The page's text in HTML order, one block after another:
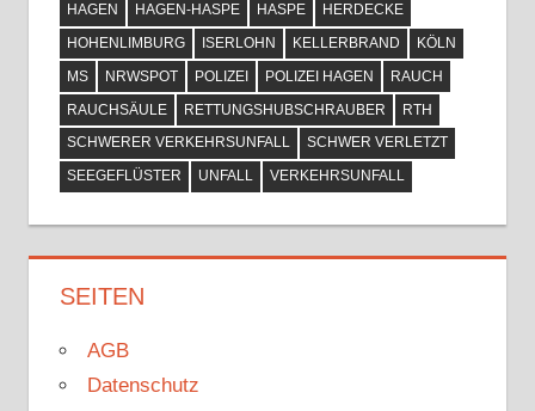
HAGEN
HAGEN-HASPE HASPE
HERDECKE
HOHENLIMBURG
ISERLOHN KELLERBRAND
KÖLN
MS
NRWSPOT POLIZEI POLIZEI HAGEN
RAUCH
RAUCHSÄULE
RETTUNGSHUBSCHRAUBER
RTH
SCHWERER VERKEHRSUNFALL
SCHWER VERLETZT
SEEGEFLÜSTER
UNFALL VERKEHRSUNFALL
SEITEN
AGB
Datenschutz